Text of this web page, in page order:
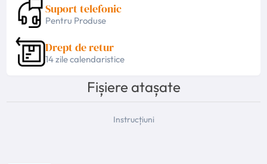
Suport telefonic
Pentru Produse
Drept de retur
14 zile calendaristice
Fișiere atașate
Instrucțiuni